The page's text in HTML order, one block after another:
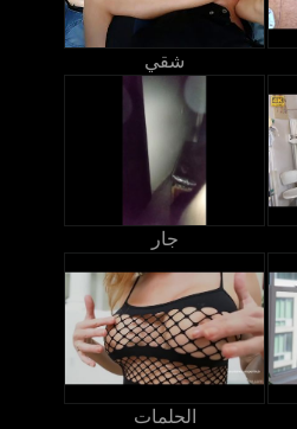
شقي
جار
الحلمات